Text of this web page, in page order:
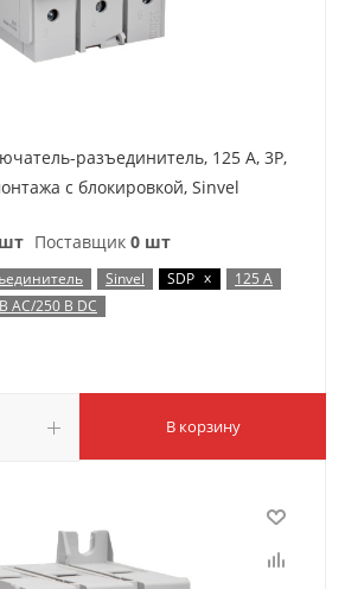
разъединитель, 125 А, 3Р,
с блокировкой, Sinvel
Поставщик 0 шт
Sinvel SDP x
125 А
AC/250 В DC
В корзину